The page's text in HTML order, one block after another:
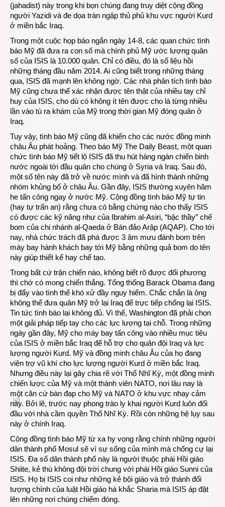
(jahadist) này trong khi bọn chúng đang truy diệt cộng đồng
người Yazidi và đe dọa tràn ngập thủ phủ khu vực người Kurd
ở miền bắc Iraq.
Trong một cuộc họp báo ngắn ngày 14-8, các quan chức tình
báo Mỹ đã đưa ra con số mà chính phủ Mỹ ước lượng quân
số của ISIS là 10.000 quân. Chỉ có điều, đó là số liệu hồi
những tháng đầu năm 2014. Ai cũng biết trong những tháng
qua, ISIS đã mạnh lên không ngờ. Các nhà phân tích tình báo
Mỹ cũng chưa thể xác nhận được tên thật của nhiều tay chỉ
huy của ISIS, cho dù có không ít tên được cho là từng nhiều
lần vào tù ra khám của Mỹ trong thời gian Mỹ đóng quân ở
Iraq.
Tuy vậy, tình báo Mỹ cũng đã khiến cho các nước đồng minh
châu Âu phát hoảng. Theo báo Mỹ The Daily Beast, một quan
chức tình báo Mỹ tiết lộ ISIS đã thu hút hàng ngàn chiến binh
nước ngoài tới đầu quân cho chúng ở Syria và Iraq. Sau đó,
một số tên này đã trở về nước mình và đã hình thành những
nhóm khủng bố ở châu Âu. Gần đây, ISIS thường xuyên hăm
he tấn công ngay ở nước Mỹ. Cộng đồng tình báo Mỹ tự tin
(hay tự trấn an) rằng chưa có bằng chứng nào cho thấy ISIS
có được các kỹ năng như của Ibrahim al-Asiri, “bậc thầy” chế
bom của chi nhánh al-Qaeda ở Bán đảo Arập (AQAP). Cho tới
nay, nhà chức trách đã phá được 3 âm mưu đánh bom trên
máy bay hành khách bay tới Mỹ bằng những quả bom do tên
này giúp thiết kế hay chế tạo.
Trong bất cứ trận chiến nào, không biết rõ được đối phương
thì chớ có mong chiến thắng. Tổng thống Barack Obama đang
bị đẩy vào tình thế khó xử đầy nguy hiểm. Chắc chắn là ông
không thể đưa quân Mỹ trở lại Iraq để trực tiếp chống lại ISIS.
Tin tức tình báo lại không đủ. Vì thế, Washington đã phải chọn
một giải pháp tiếp tay cho các lực lượng tại chỗ. Trong những
ngày gần đây, Mỹ cho máy bay tấn công vào nhiều mục tiêu
của ISIS ở miền bắc Iraq để hỗ trợ cho quân đội Iraq và lực
lượng người Kurd. Mỹ và đồng minh châu Âu của họ đang
viện trợ vũ khí cho lực lượng người Kurd ở miền bắc Iraq.
Nhưng điều này lại gây chia rẽ với Thổ Nhĩ Kỳ, một đồng minh
chiến lược của Mỹ và một thành viên NATO, nơi lâu nay là
một căn cứ bàn đạp cho Mỹ và NATO ở khu vực nhạy cảm
này. Bởi lẽ, trước nay phong trào ly khai người Kurd luôn đối
đầu với nhà cầm quyền Thổ Nhĩ Kỳ. Rồi còn những hệ lụy sau
này ở chính Iraq.
Cộng đồng tình báo Mỹ từ xa hy vọng rằng chính những người
dân thành phố Mosul sẽ vì sự sống của mình mà chống cự lại
ISIS. Đa số dân thành phố này là người thuộc phái Hồi giáo
Shiite, kẻ thù không đội trời chung với phái Hồi giáo Sunni của
ISIS. Họ bị ISIS coi như những kẻ bội giáo và trở thành đối
tượng chính của luật Hồi giáo hà khắc Sharia mà ISIS áp đặt
lên những nơi chúng chiếm đóng.